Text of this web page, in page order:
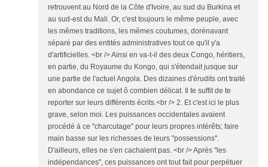
retrouvent au Nord de la Côte d'Ivoire, au sud du Burkina et
au sud-est du Mali. Or, c'est toujours le même peuple, avec
les mêmes traditions, les mêmes coutumes, dorénavant
séparé par des entités administratives tout ce qu'il y'a
d'artificielles. <br /> Ainsi en va-t-il des deux Congo, héritiers,
en partie, du Royaume du Kongo, qui s'étendait jusque sur
une partie de l'actuel Angola. Des dizaines d'érudits ont traité
en abondance ce sujet ô combien délicat. Il te suffit de te
reporter sur leurs différents écrits.<br /> 2. Et c'est ici le plus
grave, selon moi. Les puissances occidentales avaient
procédé à ce ''charcutage'' pour leurs propres intérêts; faire
main basse sur les richesses de leurs ''possessions''.
D'ailleurs, elles ne s'en cachaient pas. <br /> Après ''les
indépendances'', ces puissances ont tout fait pour perpétuer